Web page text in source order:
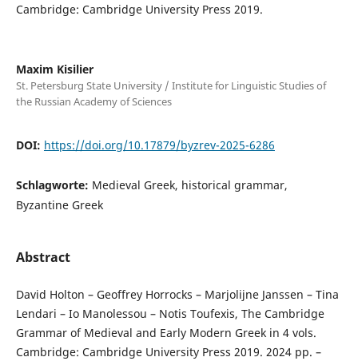
Cambridge: Cambridge University Press 2019.
Maxim Kisilier
St. Petersburg State University / Institute for Linguistic Studies of
the Russian Academy of Sciences
DOI: https://doi.org/10.17879/byzrev-2025-6286
Schlagworte: Medieval Greek, historical grammar,
Byzantine Greek
Abstract
David Holton – Geoffrey Horrocks – Marjolijne Janssen – Tina
Lendari – Io Manolessou – Notis Toufexis, The Cambridge
Grammar of Medieval and Early Modern Greek in 4 vols.
Cambridge: Cambridge University Press 2019. 2024 pp. –